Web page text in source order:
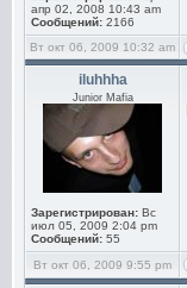
апр 02, 2008 10:43 am
Сообщений: 2166
Вт окт 06, 2009 10:32 am
iluhhha
Junior Mafia
Зарегистрирован: Вс
июл 05, 2009 2:04 pm
Сообщений: 55
Вт окт 06, 2009 9:55 pm